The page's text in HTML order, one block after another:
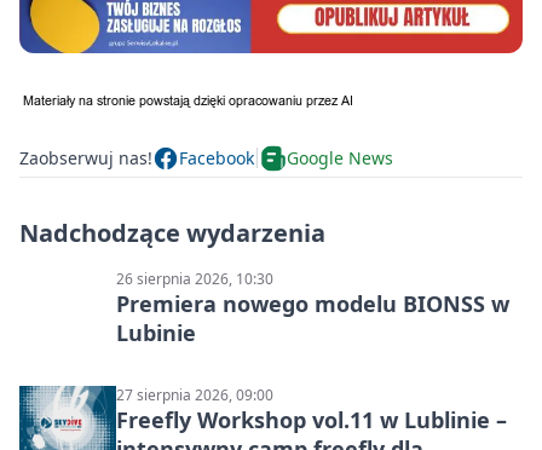
Zaobserwuj nas! Facebook Google News
Nadchodzące wydarzenia
26 sierpnia 2026, 10:30
Premiera nowego modelu BIONSS w
Lubinie
27 sierpnia 2026, 09:00
Freefly Workshop vol.11 w Lublinie –